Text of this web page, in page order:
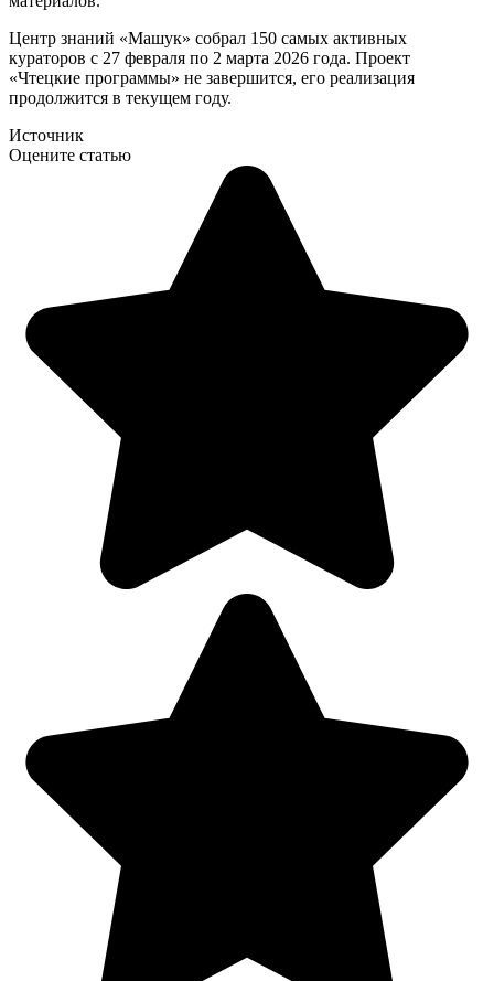
Центр знаний «Машук» собрал 150 самых активных
кураторов с 27 февраля по 2 марта 2026 года. Проект
«Чтецкие программы» не завершится, его реализация
продолжится в текущем году.
Источник
Оцените статью